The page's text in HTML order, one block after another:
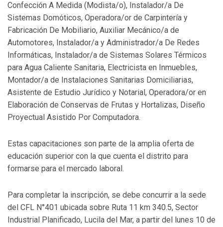
Confección A Medida (Modista/o), Instalador/a De
Sistemas Domóticos, Operadora/or de Carpintería y
Fabricación De Mobiliario, Auxiliar Mecánico/a de
Automotores, Instalador/a y Administrador/a De Redes
Informáticas, Instalador/a de Sistemas Solares Térmicos
para Agua Caliente Sanitaria, Electricista en Inmuebles,
Montador/a de Instalaciones Sanitarias Domiciliarias,
Asistente de Estudio Jurídico y Notarial, Operadora/or en
Elaboración de Conservas de Frutas y Hortalizas, Diseño
Proyectual Asistido Por Computadora.
Estas capacitaciones son parte de la amplia oferta de
educación superior con la que cuenta el distrito para
formarse para el mercado laboral.
Para completar la inscripción, se debe concurrir a la sede
del CFL N°401 ubicada sobre Ruta 11 km 340.5, Sector
Industrial Planificado, Lucila del Mar, a partir del lunes 10 de